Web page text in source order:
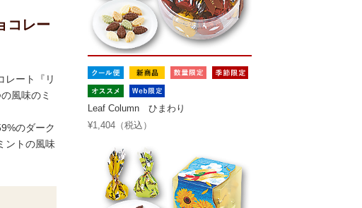
コレー
レート『リ
風味のミ
のダーク
ントの風味
Leaf Column ひまわり
¥1,404（税込）